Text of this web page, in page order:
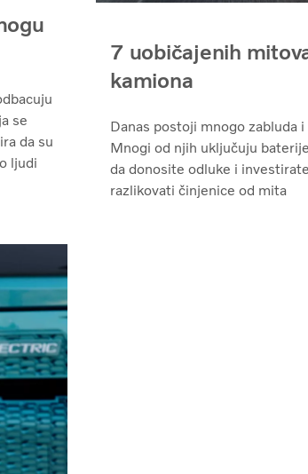
se
da su
ljudi
7 uobičajenih
kamiona
Danas postoji mnogo zabluda
Mnogi od njih uključuju
da donosite odluke i
razlikovati činjenice od mita